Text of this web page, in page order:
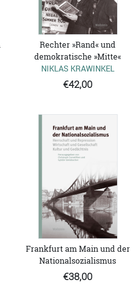
Rechter »Rand« und
demokratische »Mitte«
NIKLAS KRAWINKEL
€42,00
Frankfurt am Main und der
Nationalsozialismus
€38,00